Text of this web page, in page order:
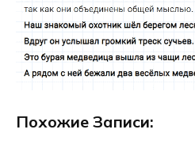
Похожие Записи: